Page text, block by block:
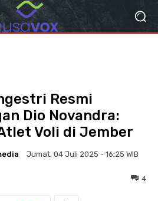
Resmi
Dio Novandra:
Voli di Jember
Jumat, 04 Juli 2025 - 16:25 WIB
4